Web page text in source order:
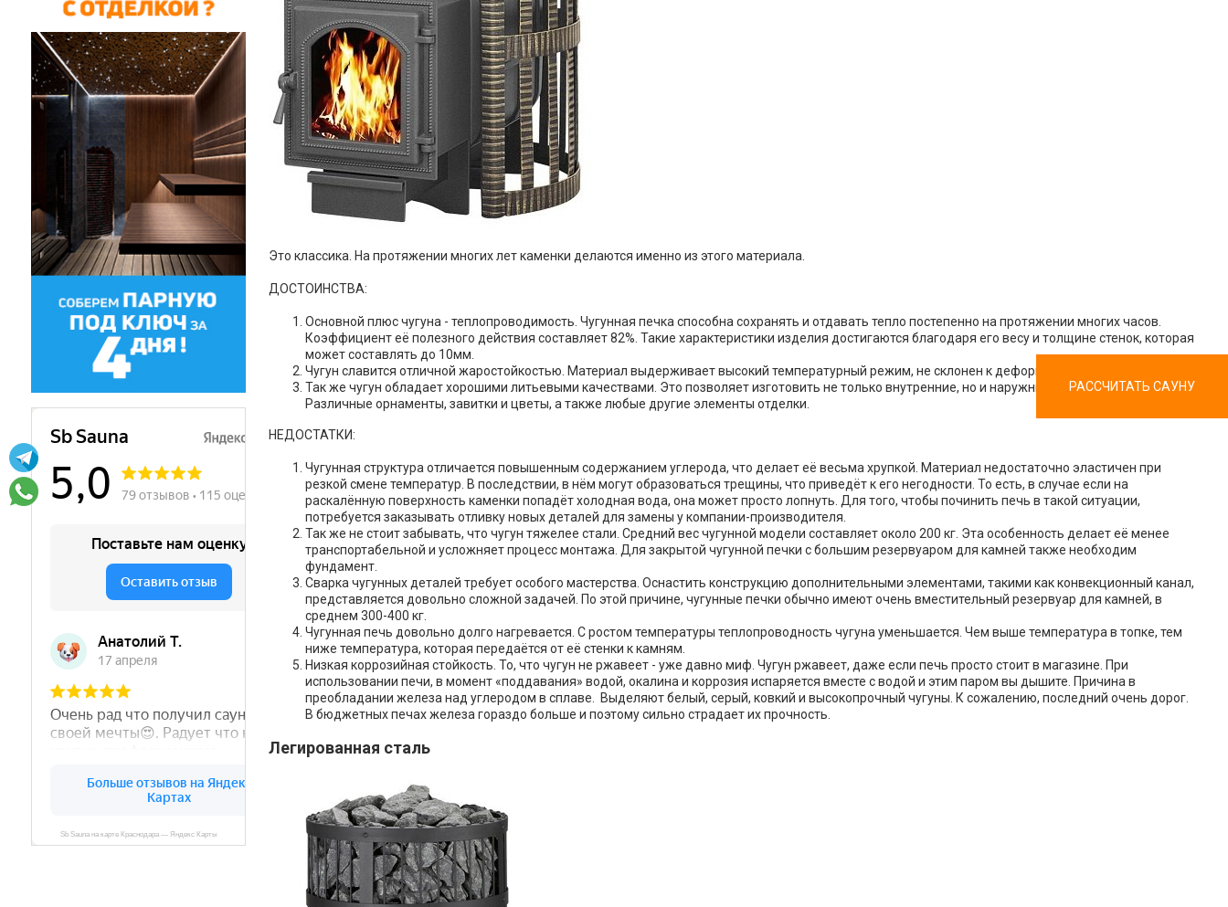
РАССЧИТАТЬ САУНУ
Это классика. На протяжении многих лет каменки делаются именно из этого материала.
ДОСТОИНСТВА:
Основной плюс чугуна - теплопроводимость. Чугунная печка способна сохранять и отдавать тепло постепенно на протяжении многих часов.
Коэффициент её полезного действия составляет 82%. Такие характеристики изделия достигаются благодаря его весу и толщине стенок, которая
может составлять до 10мм.
Чугун славится отличной жаростойкостью. Материал выдерживает высокий температурный режим, не склонен к деформации и быстрому износу.
Так же чугун обладает хорошими литьевыми качествами. Это позволяет изготовить не только внутренние, но и наружные элементы печи.
Различные орнаменты, завитки и цветы, а также любые другие элементы отделки.
НЕДОСТАТКИ:
Чугунная структура отличается повышенным содержанием углерода, что делает её весьма хрупкой. Материал недостаточно эластичен при
резкой смене температур. В последствии, в нём могут образоваться трещины, что приведёт к его негодности. То есть, в случае если на
раскалённую поверхность каменки попадёт холодная вода, она может просто лопнуть. Для того, чтобы починить печь в такой ситуации,
потребуется заказывать отливку новых деталей для замены у компании-производителя.
Так же не стоит забывать, что чугун тяжелее стали. Средний вес чугунной модели составляет около 200 кг. Эта особенность делает её менее
транспортабельной и усложняет процесс монтажа. Для закрытой чугунной печки с большим резервуаром для камней также необходим
фундамент.
Сварка чугунных деталей требует особого мастерства. Оснастить конструкцию дополнительными элементами, такими как конвекционный канал,
представляется довольно сложной задачей. По этой причине, чугунные печки обычно имеют очень вместительный резервуар для камней, в
среднем 300-400 кг.
Чугунная печь довольно долго нагревается. С ростом температуры теплопроводность чугуна уменьшается. Чем выше температура в топке, тем
ниже температура, которая передаётся от её стенки к камням.
Низкая коррозийная стойкость. То, что чугун не ржавеет - уже давно миф. Чугун ржавеет, даже если печь просто стоит в магазине. При
использовании печи, в момент «поддавания» водой, окалина и коррозия испаряется вместе с водой и этим паром вы дышите. Причина в
преобладании железа над углеродом в сплаве. Выделяют белый, серый, ковкий и высокопрочный чугуны. К сожалению, последний очень дорог.
В бюджетных печах железа гораздо больше и поэтому сильно страдает их прочность.
Легированная сталь